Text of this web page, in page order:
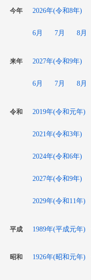
今年 2026年(令和8年)
6月 7月 8月
来年 2027年(令和9年)
6月 7月 8月
令和 2019年(令和元年)
2021年(令和3年)
2024年(令和6年)
2027年(令和9年)
2029年(令和11年)
平成 1989年(平成元年)
昭和 1926年(昭和元年)